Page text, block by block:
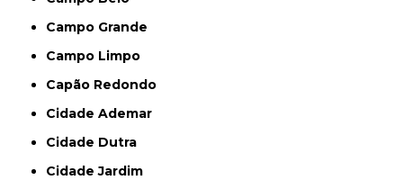
Campo Grande
Campo Limpo
Capão Redondo
Cidade Ademar
Cidade Dutra
Cidade Jardim